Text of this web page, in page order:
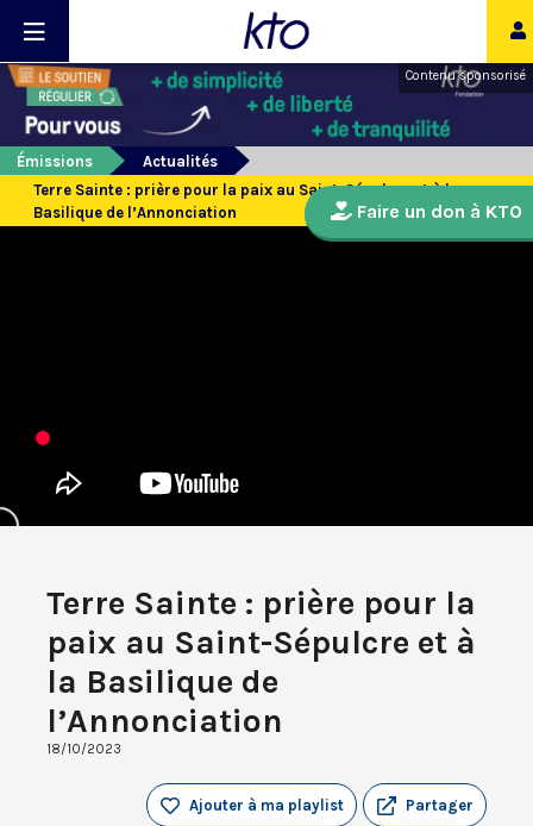
Contenu sponsorisé
Émissions
Actualités
Terre Sainte : prière pour la paix au Saint-Sépulcre et à la
Basilique de l’Annonciation
Terre Sainte : prière pour la
paix au Saint-Sépulcre et à
la Basilique de
l’Annonciation
18/10/2023
Partager
Ajouter à ma playlist
Faire un don à KTO